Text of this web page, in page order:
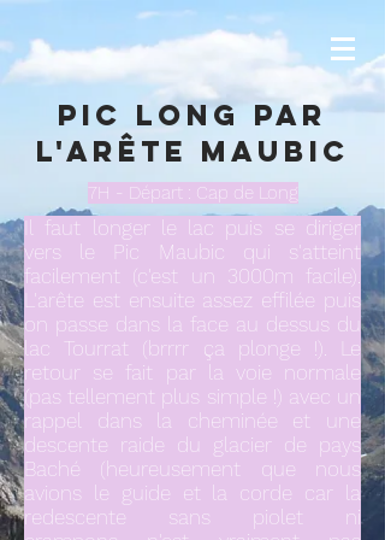
Pic Long par
l'arête Maubic
7H - Départ : Cap de Long
Il faut longer le lac puis se diriger
vers le Pic Maubic qui s'atteint
facilement (c'est un 3000m facile).
L'arête est ensuite assez effilée puis
on passe dans la face au dessus du
lac Tourrat (brrrr ça plonge !). Le
retour se fait par la voie normale
(pas tellement plus simple !) avec un
rappel dans la cheminée et une
descente raide du glacier de pays
Baché (heureusement que nous
avions le guide et la corde car la
redescente sans piolet ni